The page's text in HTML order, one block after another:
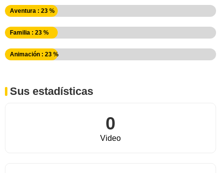
Aventura : 23 %
Familia : 23 %
Animación : 23 %
Sus estadísticas
0
Video